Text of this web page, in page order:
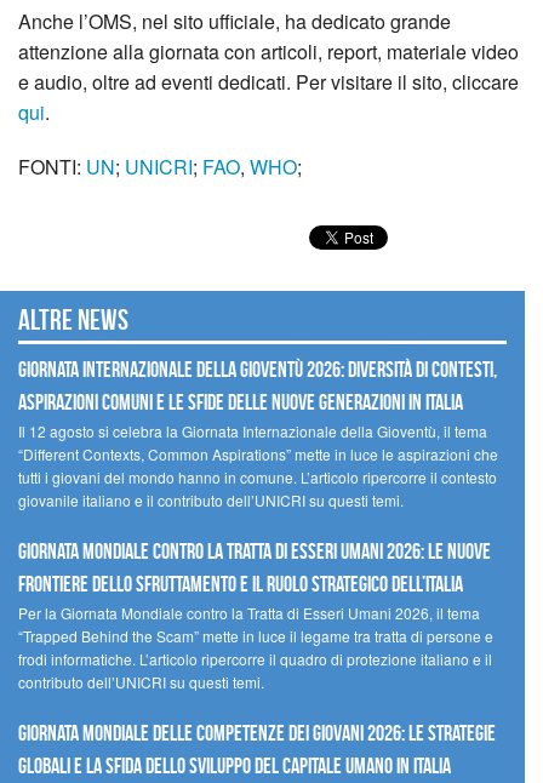
Anche l’OMS, nel sito ufficiale, ha dedicato grande
attenzione alla giornata con articoli, report, materiale video
e audio, oltre ad eventi dedicati. Per visitare il sito, cliccare
qui.
FONTI: UN; UNICRI; FAO, WHO;
Altre news
GIORNATA INTERNAZIONALE DELLA GIOVENTÙ 2026: DIVERSITÀ DI CONTESTI,
ASPIRAZIONI COMUNI E LE SFIDE DELLE NUOVE GENERAZIONI IN ITALIA
Il 12 agosto si celebra la Giornata Internazionale della Gioventù, il tema
“Different Contexts, Common Aspirations” mette in luce le aspirazioni che
tutti i giovani del mondo hanno in comune. L’articolo ripercorre il contesto
giovanile italiano e il contributo dell’UNICRI su questi temi.
GIORNATA MONDIALE CONTRO LA TRATTA DI ESSERI UMANI 2026: LE NUOVE
FRONTIERE DELLO SFRUTTAMENTO E IL RUOLO STRATEGICO DELL’ITALIA
Per la Giornata Mondiale contro la Tratta di Esseri Umani 2026, il tema
“Trapped Behind the Scam” mette in luce il legame tra tratta di persone e
frodi informatiche. L’articolo ripercorre il quadro di protezione italiano e il
contributo dell’UNICRI su questi temi.
GIORNATA MONDIALE DELLE COMPETENZE DEI GIOVANI 2026: LE STRATEGIE
GLOBALI E LA SFIDA DELLO SVILUPPO DEL CAPITALE UMANO IN ITALIA